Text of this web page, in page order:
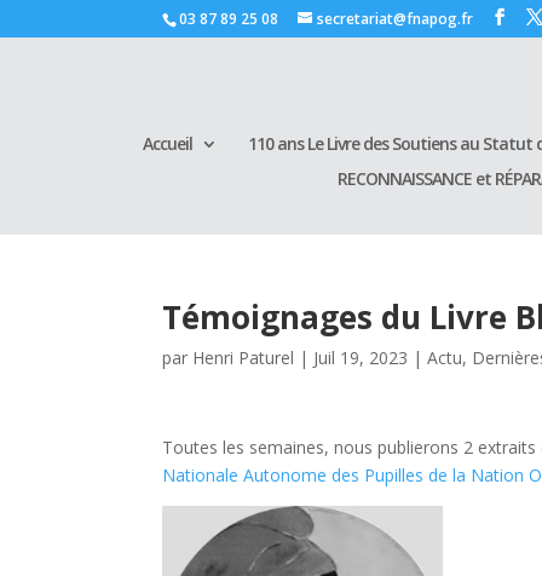
03 87 89 25 08 secretariat@fnapog.fr
Accueil 110 ans Le Livre des Soutiens au Statut
RECONNAISSANCE et
Témoignages du Livre
par Henri Paturel | Juil 19, 2023 |Actu,
Toutes les semaines, nous publierons 2
Nationale Autonome des Pupilles de la Nation